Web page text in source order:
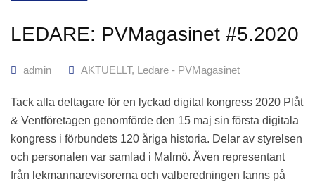
LEDARE: PVMagasinet #5.2020
admin AKTUELLT, Ledare - PVMagasinet
Tack alla deltagare för en lyckad digital kongress 2020 Plåt
& Ventföretagen genomförde den 15 maj sin första digitala
kongress i förbundets 120 åriga historia. Delar av styrelsen
och personalen var samlad i Malmö. Även representant
från lekmannarevisorerna och valberedningen fanns på